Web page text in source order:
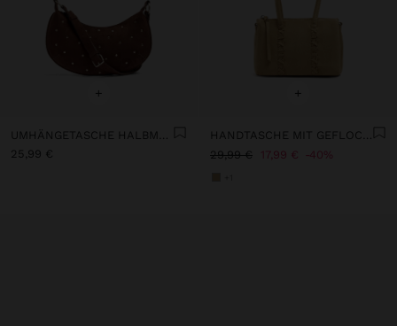
+
UMHÄNGETASCHE HALBMOND IN LEDEROPTIK MIT NIETEN
25,99 €
+
HANDTASCHE MIT GEFLOCHTENEM DETAIL UND UMHÄNGETASCHE
29,99 €
17,99 € 40%